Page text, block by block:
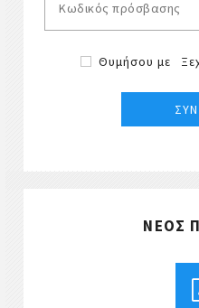
Θυμήσου με
ΝΈΟΣ